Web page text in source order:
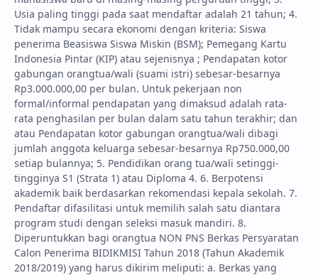
Usia paling tinggi pada saat mendaftar adalah 21 tahun; 4.
Tidak mampu secara ekonomi dengan kriteria: Siswa
penerima Beasiswa Siswa Miskin (BSM); Pemegang Kartu
Indonesia Pintar (KIP) atau sejenisnya ; Pendapatan kotor
gabungan orangtua/wali (suami istri) sebesar-besarnya
Rp3.000.000,00 per bulan. Untuk pekerjaan non
formal/informal pendapatan yang dimaksud adalah rata-
rata penghasilan per bulan dalam satu tahun terakhir; dan
atau Pendapatan kotor gabungan orangtua/wali dibagi
jumlah anggota keluarga sebesar-besarnya Rp750.000,00
setiap bulannya; 5. Pendidikan orang tua/wali setinggi-
tingginya S1 (Strata 1) atau Diploma 4. 6. Berpotensi
akademik baik berdasarkan rekomendasi kepala sekolah. 7.
Pendaftar difasilitasi untuk memilih salah satu diantara
program studi dengan seleksi masuk mandiri. 8.
Diperuntukkan bagi orangtua NON PNS Berkas Persyaratan
Calon Penerima BIDIKMISI Tahun 2018 (Tahun Akademik
2018/2019) yang harus dikirim meliputi: a. Berkas yang